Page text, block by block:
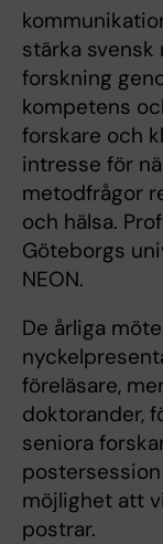
stärka
forskning
kompetens
forskare och
intresse för
metodfrågor
och hälsa.
Göteborgs
NEON.
De årliga
föreläsare,
doktorander,
seniora
möjlighet att
postrar.